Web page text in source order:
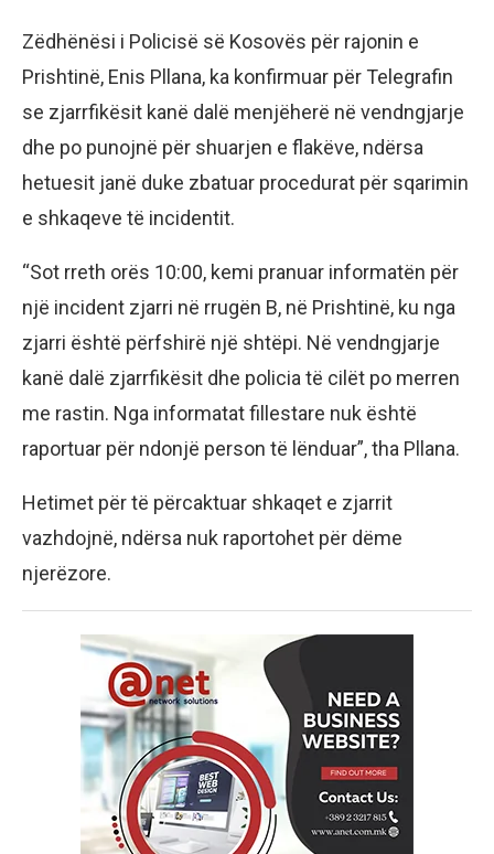
Zëdhënësi i Policisë së Kosovës për rajonin e
Prishtinë, Enis Pllana, ka konfirmuar për Telegrafin
se zjarrfikësit kanë dalë menjëherë në vendngjarje
dhe po punojnë për shuarjen e flakëve, ndërsa
hetuesit janë duke zbatuar procedurat për sqarimin
e shkaqeve të incidentit.
“Sot rreth orës 10:00, kemi pranuar informatën për
një incident zjarri në rrugën B, në Prishtinë, ku nga
zjarri është përfshirë një shtëpi. Në vendngjarje
kanë dalë zjarrfikësit dhe policia të cilët po merren
me rastin. Nga informatat fillestare nuk është
raportuar për ndonjë person të lënduar”, tha Pllana.
Hetimet për të përcaktuar shkaqet e zjarrit
vazhdojnë, ndërsa nuk raportohet për dëme
njerëzore.